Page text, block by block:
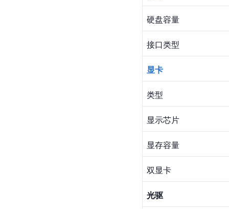
硬盘容量
接口类型
显卡
类型
显示芯片
显存容量
双显卡
光驱